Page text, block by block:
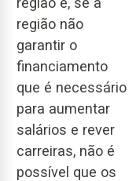
região não
garantir o
financiamento
que é necessário
para aumentar
salários e rever
carreiras, não é
possível que os